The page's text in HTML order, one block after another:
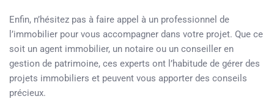
Enfin, n’hésitez pas à faire appel à un professionnel de
l’immobilier pour vous accompagner dans votre projet. Que ce
soit un agent immobilier, un notaire ou un conseiller en
gestion de patrimoine, ces experts ont l’habitude de gérer des
projets immobiliers et peuvent vous apporter des conseils
précieux.